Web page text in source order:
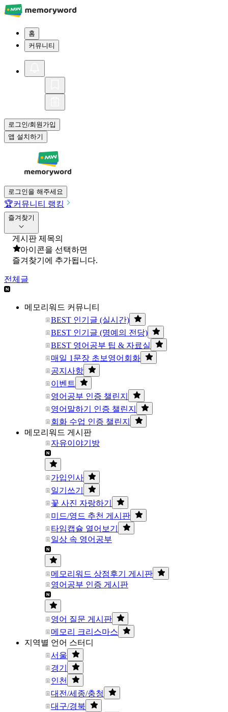
홈
커뮤니티
로그인/회원가입
앱 설치하기
로그인을 해주세요
🏆커뮤니티 랭킹
즐겨찾기
게시판 제목의
아이콘을 선택하면
즐겨찾기에 추가됩니다.
전체글
메모리워드 커뮤니티
BEST 인기글 (실시간)
BEST 인기글 (명예의 전당)
BEST 영어공부 팁 & 자료실
매일 1문장 초보영어회화
공지사항
이벤트
영어공부 인증 챌린지
영어말하기 인증 챌린지
회화 수업 인증 챌린지
메모리워드 게시판
자유이야기방
가입인사
일기쓰기
꽃 사진 자랑하기
미드/영드 추천 게시판
타임캡슐 열어보기
일상 속 영어공부
메모리워드 상점후기 게시판
영어공부 인증 게시판
영어 질문 게시판
메모리 크리스마스
지역별 언어 스터디
서울
경기
인천
대전/세종/충청
대구/경북